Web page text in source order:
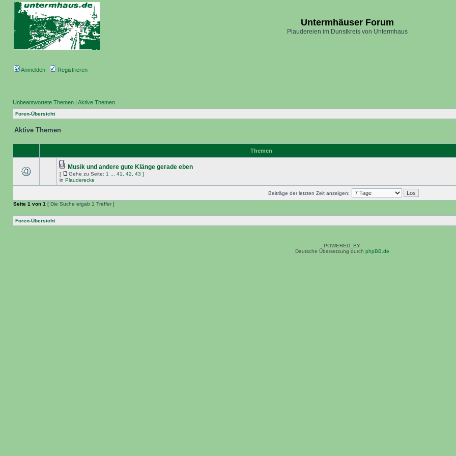
Untermhäuser Forum
Plaudereien im Dunstkreis von Untermhaus
Anmelden Registrieren
Unbeantwortete Themen | Aktive Themen
Foren-Übersicht
Aktive Themen
Themen
Musik und andere gute Klänge gerade eben
[ Gehe zu Seite: 1 41 42 43 ]
in Plauderecke
Beiträge der letzten Zeit anzeigen:
Seite 1 von 1 [ Die Suche ergab 1 Treffer ]
Foren-Übersicht
POWERED_BY
Deutsche Übersetzung durch phpBB.de